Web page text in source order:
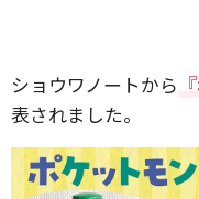
ショウワノートから
表されました。